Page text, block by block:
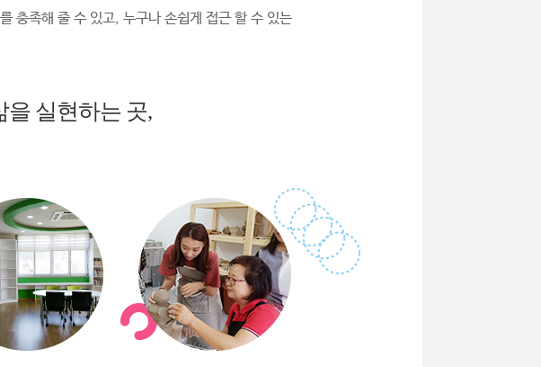
충족해 줄 수 있고, 누구나 손쉽게 접근 할 수 있는
을 실현하는 곳,